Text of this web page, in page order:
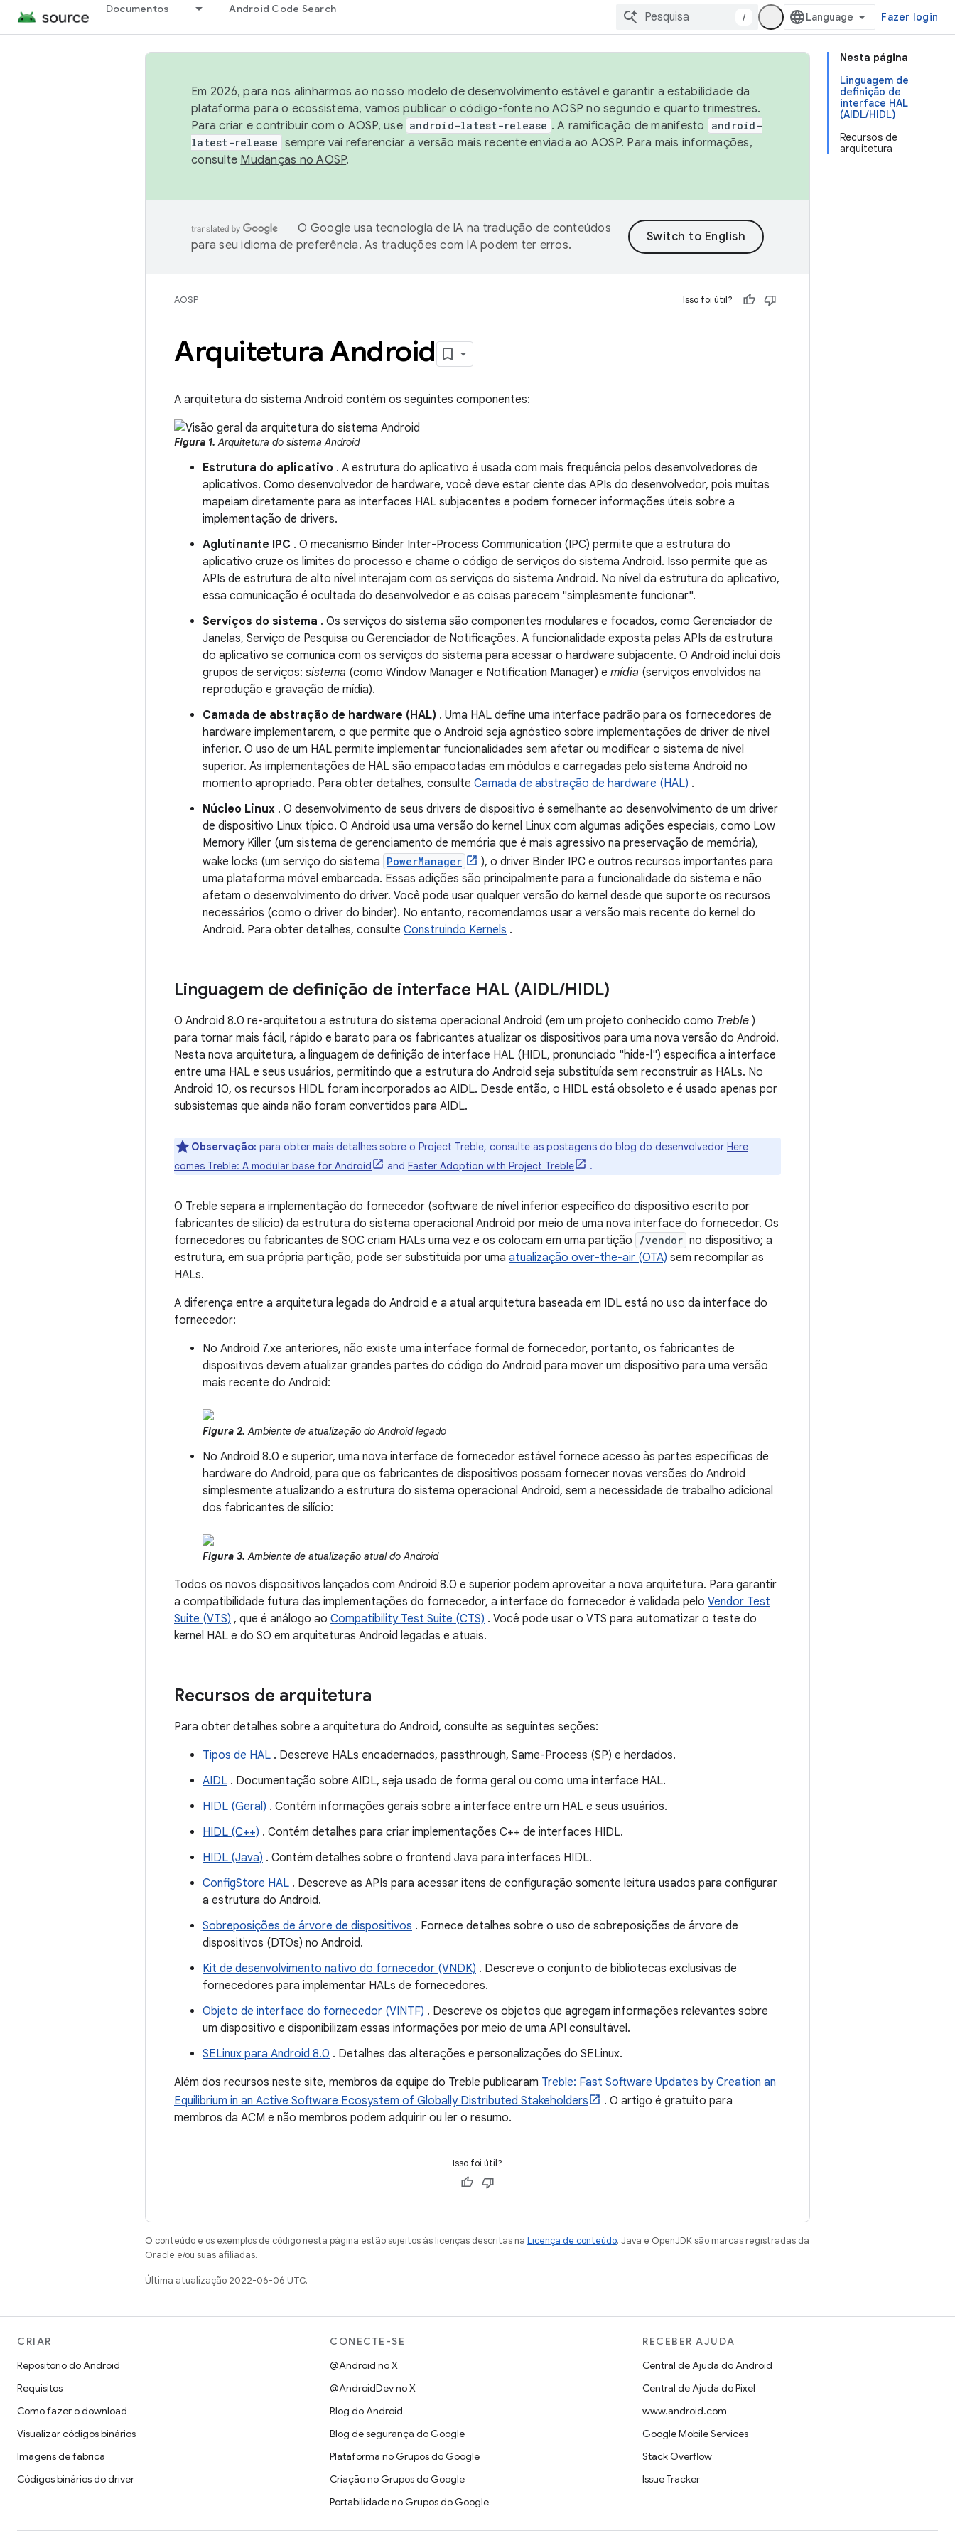
Documentos Android Code Search
/ Fazer login
Nesta página
Linguagem de
definição de
interface HAL
(AIDL/HIDL)
Recursos de
arquitetura
Em 2026, para nos alinharmos ao nosso modelo de desenvolvimento estável e garantir a estabilidade da
plataforma para o ecossistema, vamos publicar o código-fonte no AOSP no segundo e quarto trimestres.
Para criar e contribuir com o AOSP, use android-latest-release . A ramificação de manifesto
android-
latest-release sempre vai referenciar a versão mais recente enviada ao AOSP. Para mais informações,
consulte Mudanças no AOSP.
O Google usa tecnologia de IA na tradução de conteúdos
para seu idioma de preferência. As traduções com IA podem ter erros.
AOSP Isso foi útil?
Arquitetura Android
A arquitetura do sistema Android contém os seguintes componentes:
Figura 1. Arquitetura do sistema Android
Estrutura do aplicativo . A estrutura do aplicativo é usada com mais frequência pelos desenvolvedores de
aplicativos. Como desenvolvedor de hardware, você deve estar ciente das APIs do desenvolvedor, pois muitas
mapeiam diretamente para as interfaces HAL subjacentes e podem fornecer informações úteis sobre a
implementação de drivers.
Aglutinante IPC . O mecanismo Binder Inter-Process Communication (IPC) permite que a estrutura do
aplicativo cruze os limites do processo e chame o código de serviços do sistema Android. Isso permite que as
APIs de estrutura de alto nível interajam com os serviços do sistema Android. No nível da estrutura do aplicativo,
essa comunicação é ocultada do desenvolvedor e as coisas parecem "simplesmente funcionar".
Serviços do sistema . Os serviços do sistema são componentes modulares e focados, como Gerenciador de
Janelas, Serviço de Pesquisa ou Gerenciador de Notificações. A funcionalidade exposta pelas APIs da estrutura
do aplicativo se comunica com os serviços do sistema para acessar o hardware subjacente. O Android inclui dois
grupos de serviços: sistema (como Window Manager e Notification Manager) e mídia (serviços envolvidos na
reprodução e gravação de mídia).
Camada de abstração de hardware (HAL) . Uma HAL define uma interface padrão para os fornecedores de
hardware implementarem, o que permite que o Android seja agnóstico sobre implementações de driver de nível
inferior. O uso de um HAL permite implementar funcionalidades sem afetar ou modificar o sistema de nível
superior. As implementações de HAL são empacotadas em módulos e carregadas pelo sistema Android no
momento apropriado. Para obter detalhes, consulte Camada de abstração de hardware (HAL) .
Núcleo Linux . O desenvolvimento de seus drivers de dispositivo é semelhante ao desenvolvimento de um driver
de dispositivo Linux típico. O Android usa uma versão do kernel Linux com algumas adições especiais, como Low
Memory Killer (um sistema de gerenciamento de memória que é mais agressivo na preservação de memória),
wake locks (um serviço do sistema PowerManager
), o driver Binder IPC e outros recursos importantes para
uma plataforma móvel embarcada. Essas adições são principalmente para a funcionalidade do sistema e não
afetam o desenvolvimento do driver. Você pode usar qualquer versão do kernel desde que suporte os recursos
necessários (como o driver do binder). No entanto, recomendamos usar a versão mais recente do kernel do
Android. Para obter detalhes, consulte Construindo Kernels .
Linguagem de definição de interface HAL (AIDL/HIDL)
O Android 8.0 re-arquitetou a estrutura do sistema operacional Android (em um projeto conhecido como Treble )
para tornar mais fácil, rápido e barato para os fabricantes atualizar os dispositivos para uma nova versão do Android.
Nesta nova arquitetura, a linguagem de definição de interface HAL (HIDL, pronunciado "hide-l") especifica a interface
entre uma HAL e seus usuários, permitindo que a estrutura do Android seja substituída sem reconstruir as HALs. No
Android 10, os recursos HIDL foram incorporados ao AIDL. Desde então, o HIDL está obsoleto e é usado apenas por
subsistemas que ainda não foram convertidos para AIDL.
Observação: para obter mais detalhes sobre o Project Treble, consulte as postagens do blog do desenvolvedor Here
comes Treble: A modular base for Android
and Faster Adoption with Project Treble .
O Treble separa a implementação do fornecedor (software de nível inferior específico do dispositivo escrito por
fabricantes de silício) da estrutura do sistema operacional Android por meio de uma nova interface do fornecedor. Os
fornecedores ou fabricantes de SOC criam HALs uma vez e os colocam em uma partição
/vendor no dispositivo; a
estrutura, em sua própria partição, pode ser substituída por uma atualização over-the-air (OTA) sem recompilar as
HALs.
A diferença entre a arquitetura legada do Android e a atual arquitetura baseada em IDL está no uso da interface do
fornecedor:
No Android 7.xe anteriores, não existe uma interface formal de fornecedor, portanto, os fabricantes de
dispositivos devem atualizar grandes partes do código do Android para mover um dispositivo para uma versão
mais recente do Android:
Figura 2. Ambiente de atualização do Android legado
No Android 8.0 e superior, uma nova interface de fornecedor estável fornece acesso às partes específicas de
hardware do Android, para que os fabricantes de dispositivos possam fornecer novas versões do Android
simplesmente atualizando a estrutura do sistema operacional Android, sem a necessidade de trabalho adicional
dos fabricantes de silício:
Figura 3. Ambiente de atualização atual do Android
Todos os novos dispositivos lançados com Android 8.0 e superior podem aproveitar a nova arquitetura. Para garantir
a compatibilidade futura das implementações do fornecedor, a interface do fornecedor é validada pelo Vendor Test
Suite (VTS) , que é análogo ao Compatibility Test Suite (CTS) . Você pode usar o VTS para automatizar o teste do
kernel HAL e do SO em arquiteturas Android legadas e atuais.
Recursos de arquitetura
Para obter detalhes sobre a arquitetura do Android, consulte as seguintes seções:
Tipos de HAL . Descreve HALs encadernados, passthrough, Same-Process (SP) e herdados.
AIDL . Documentação sobre AIDL, seja usado de forma geral ou como uma interface HAL.
HIDL (Geral) . Contém informações gerais sobre a interface entre um HAL e seus usuários.
HIDL (C++) . Contém detalhes para criar implementações C++ de interfaces HIDL.
HIDL (Java) . Contém detalhes sobre o frontend Java para interfaces HIDL.
ConfigStore HAL . Descreve as APIs para acessar itens de configuração somente leitura usados ​​para configurar
a estrutura do Android.
Sobreposições de árvore de dispositivos . Fornece detalhes sobre o uso de sobreposições de árvore de
dispositivos (DTOs) no Android.
Kit de desenvolvimento nativo do fornecedor (VNDK) . Descreve o conjunto de bibliotecas exclusivas de
fornecedores para implementar HALs de fornecedores.
Objeto de interface do fornecedor (VINTF) . Descreve os objetos que agregam informações relevantes sobre
um dispositivo e disponibilizam essas informações por meio de uma API consultável.
SELinux para Android 8.0 . Detalhes das alterações e personalizações do SELinux.
Além dos recursos neste site, membros da equipe do Treble publicaram Treble: Fast Software Updates by Creation an
Equilibrium in an Active Software Ecosystem of Globally Distributed Stakeholders
. O artigo é gratuito para
membros da ACM e não membros podem adquirir ou ler o resumo.
Isso foi útil?
O conteúdo e os exemplos de código nesta página estão sujeitos às licenças descritas na Licença de conteúdo. Java e OpenJDK são marcas registradas da
Oracle e/ou suas afiliadas.
Última atualização 2022-06-06 UTC.
CRIAR
Repositório do Android
Requisitos
Como fazer o download
Visualizar códigos binários
Imagens de fábrica
Códigos binários do driver
CONECTE-SE
@Android no X
@AndroidDev no X
Blog do Android
Blog de segurança do Google
Plataforma no Grupos do Google
Criação no Grupos do Google
Portabilidade no Grupos do Google
RECEBER AJUDA
Central de Ajuda do Android
Central de Ajuda do Pixel
www.android.com
Google Mobile Services
Stack Overflow
Issue Tracker